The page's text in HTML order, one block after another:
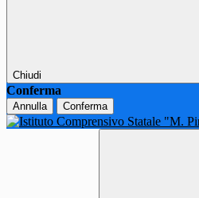
Chiudi
Conferma
Annulla Conferma